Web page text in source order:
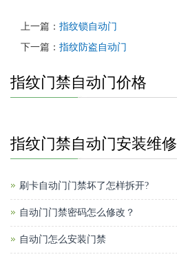
上一篇： 指纹锁自动门
下一篇： 指纹防盗自动门
指纹门禁自动门价格
指纹门禁自动门安装维修
刷卡自动门门禁坏了怎样拆开?
自动门门禁密码怎么修改？
自动门怎么安装门禁